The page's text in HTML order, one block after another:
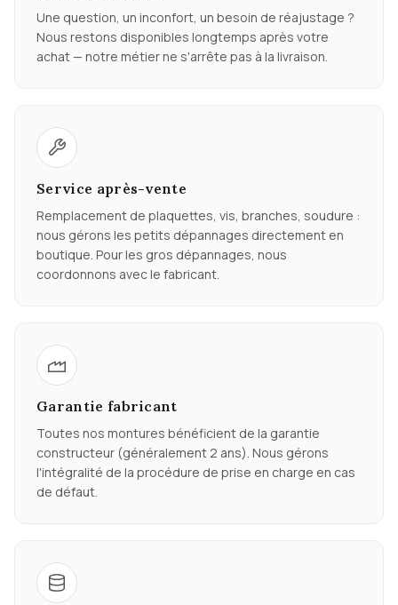
Une question, un inconfort, un besoin de réajustage ?
Nous restons disponibles longtemps après votre
achat — notre métier ne s'arrête pas à la livraison.
Service après-vente
Remplacement de plaquettes, vis, branches, soudure :
nous gérons les petits dépannages directement en
boutique. Pour les gros dépannages, nous
coordonnons avec le fabricant.
Garantie fabricant
Toutes nos montures bénéficient de la garantie
constructeur (généralement 2 ans). Nous gérons
l'intégralité de la procédure de prise en charge en cas
de défaut.